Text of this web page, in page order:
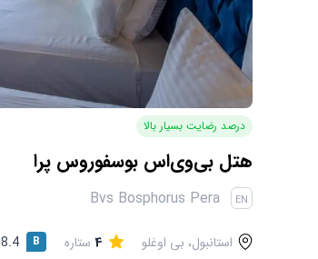
درصد رضایت بسیار بالا
هتل بی‌وی‌اس بوسفوروس پرا
EN
Bvs Bosphorus Pera
استانبول، بی اوغلو 4 ستاره B
8.4